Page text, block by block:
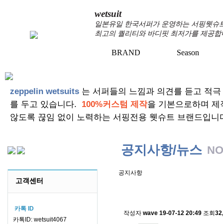
wetsuit
일본유일 한국서퍼가 운영하는 서핑웻
최고의 퀄리티와 바디핏 최저가를 제공합
BRAND Season
zeppelin wetsuits 는 서퍼들의 느낌과 의견를 듣고 적
를 두고 있습니다. 100%커스텀 제작을 기본으로하며
않도록 끊임 없이 노력하는 서핑전용 웻슈트 브랜드입니
고객센터
카톡 ID
카톡ID: wetsuit4067
공지사항/뉴스
공지사항
작성자 wave 19-07-12 20:49 조회